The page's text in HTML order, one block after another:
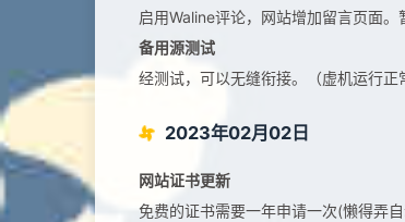
启用Waline评论，网站增加留言页面。
备用源测试
经测试，可以无缝衔接。（虚机运行正
2023年02月02日
网站证书更新
免费的证书需要一年申请一次(懒得弄自